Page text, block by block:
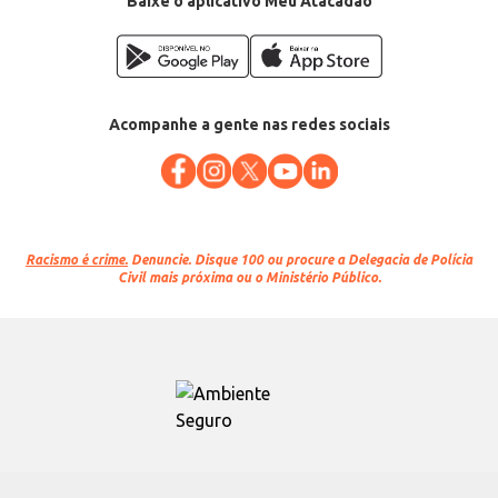
Acompanhe a gente nas redes sociais
Racismo é crime. Denuncie. Disque 100 ou procure a Delegacia de Polícia
Civil mais próxima ou o Ministério Público.